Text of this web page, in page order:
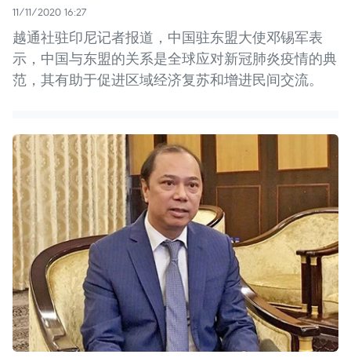
11/11/2020 16:27
越通社驻印尼记者报道，中国驻东盟大使邓锡军表
示，中国与东盟的关系是全球应对新冠肺炎疫情的典
范，其有助于促进区域经济复苏和增进民间交流。